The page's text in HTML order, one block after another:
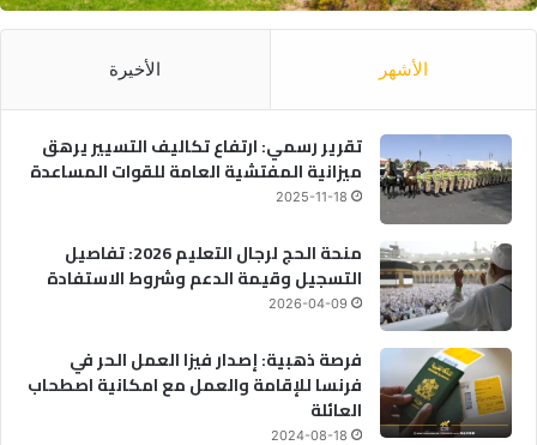
الأشهر الأخيرة
تقرير رسمي: ارتفاع تكاليف التسيير يرهق
ميزانية المفتشية العامة للقوات المساعدة
2025-11-18
منحة الحج لرجال التعليم 2026: تفاصيل
التسجيل وقيمة الدعم وشروط الاستفادة
2026-04-09
فرصة ذهبية: إصدار فيزا العمل الحر في
فرنسا للإقامة والعمل مع امكانية اصطحاب
العائلة
2024-08-18